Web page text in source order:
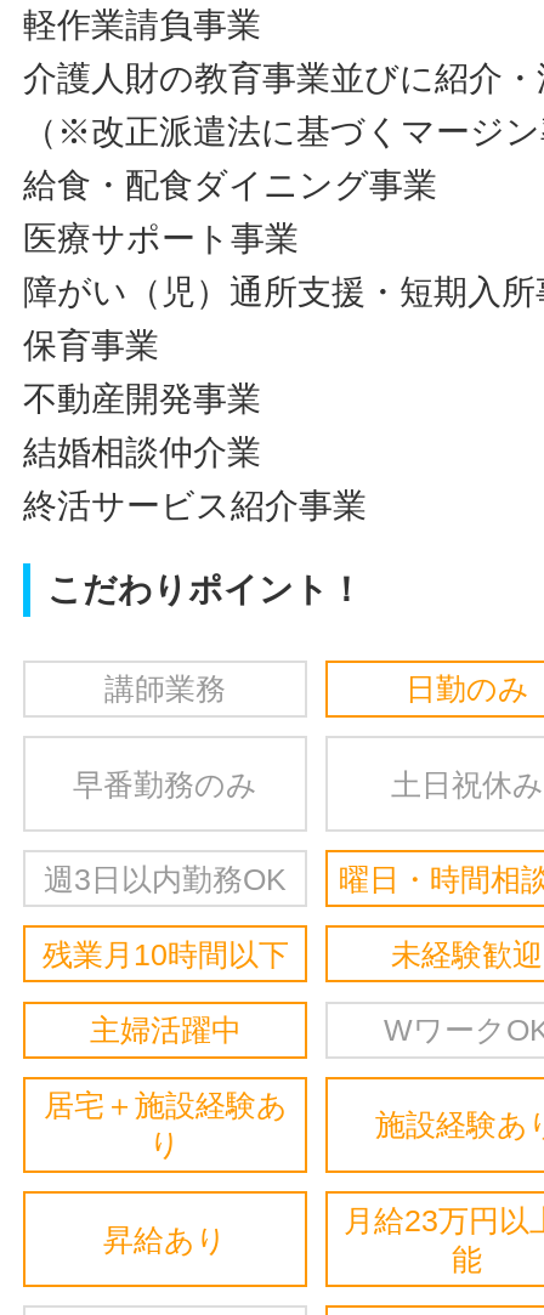
軽作業請負事業
介護人財の教育事業並びに紹介
（※改正派遣法に基づくマージ
給食・配食ダイニング事業
医療サポート事業
障がい（児）通所支援・短期入所
保育事業
不動産開発事業
結婚相談仲介業
終活サービス紹介事業
こだわりポイント！
講師業務 日勤のみ
早番勤務のみ 土日祝休み
週3日以内勤務OK 曜日・時間相
残業月10時間以下 未経験歓迎
主婦活躍中 Wワーク
居宅＋施設経験あ
り
施設経験あ
昇給あり
月給23万円以
能